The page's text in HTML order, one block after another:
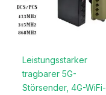
Leistungsstarker
tragbarer 5G-
Störsender, 4G-WiFi-